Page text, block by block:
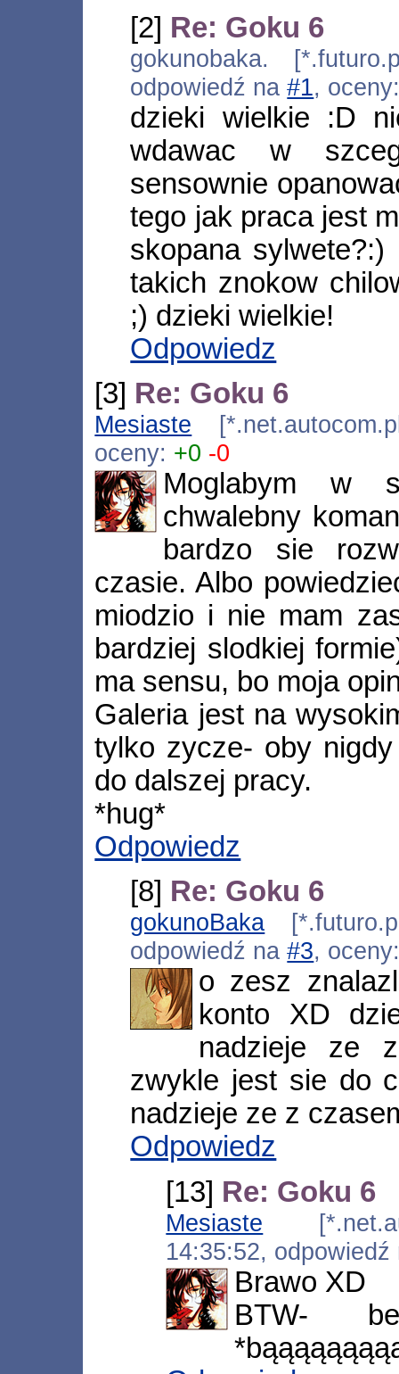
[2] Re: Goku 6
gokunobaka.
odpowiedź na#1,
dzieki wielkie :D
wdawac w
sensownie
tego jak praca jest
skopana
takich znokow
;) dzieki wielkie!
Odpowiedz
[3] Re: Goku 6
Mesiaste
oceny: +0 -0
Moglabym w
chwalebny
bardzo sie
czasie. Albo
miodzio i nie mam
bardziej slodkiej
ma sensu, bo moja
Galeria jest na
tylko zycze- oby
do dalszej pracy.
*hug*
Odpowiedz
[8] Re: Goku 6
gokunoBaka
odpowiedź na#3,
o zesz
konto XD
nadzieje ze
zwykle jest sie do
nadzieje ze z
Odpowiedz
[13] Re: Goku 6
Mesiaste
14:35:52,
Brawo XD
BTW-